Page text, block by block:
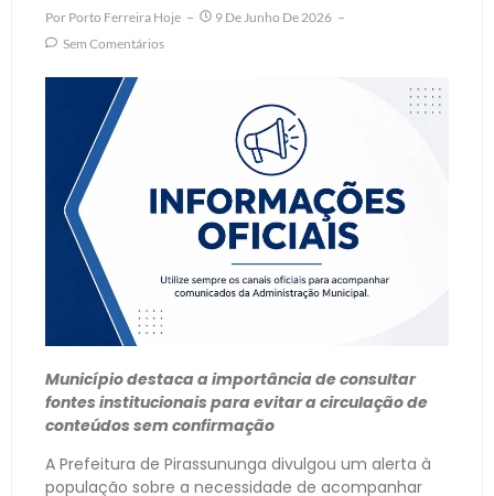
Por Porto Ferreira Hoje
9 De Junho De 2026
Sem Comentários
Município destaca a importância de consultar
fontes institucionais para evitar a circulação de
conteúdos sem confirmação
A Prefeitura de Pirassununga divulgou um alerta à
população sobre a necessidade de acompanhar